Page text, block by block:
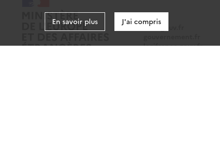
data.gouv.fr
legifrance.gouv.fr
En savoir plus J'ai compris